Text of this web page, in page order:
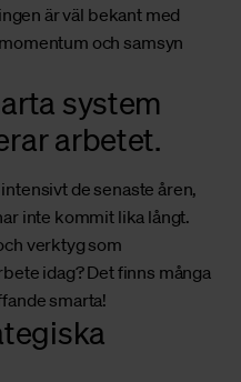
är väl bekant med
och samsyn
system
arbetet.
de senaste åren,
inte kommit lika långt.
verktyg som
idag? Det finns många
smarta!